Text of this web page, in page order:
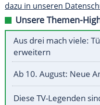
dazu in unseren
Unsere Themen-
Aus drei mach viele:
erweitern
Ab 10. August: Neue
Diese TV-Legenden